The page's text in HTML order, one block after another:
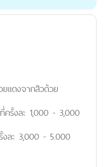
ยแดงจากสิวด้วย
ครั้งละ 1,000 - 3,000
ละ 3,000 - 5.000